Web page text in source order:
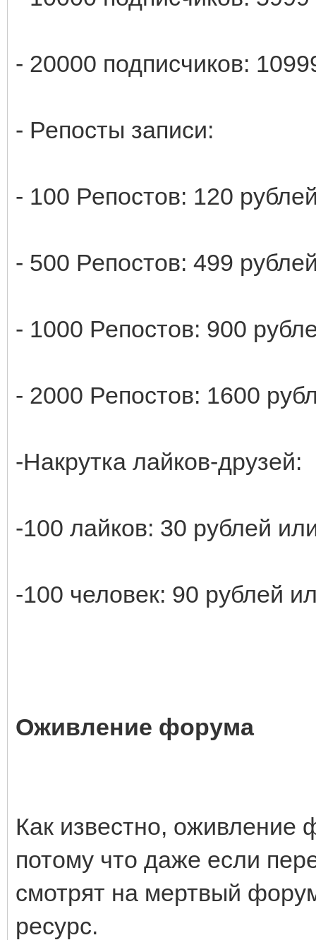
- 20000 подписчиков:
- Репосты записи:
- 100 Репостов: 120
- 500 Репостов: 499
- 1000 Репостов: 900
- 2000 Репостов: 1600
-Накрутка лайков-друзей:
-100 лайков: 30 рублей
-100 человек: 90 рублей
Оживление форума
Как известно, оживление
потому что даже если
смотрят на мертвый
ресурс.